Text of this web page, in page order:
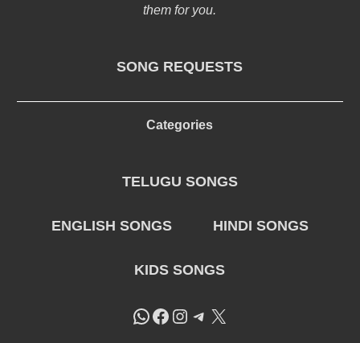
them for you.
SONG REQUESTS
Categories
TELUGU SONGS
ENGLISH SONGS HINDI SONGS
KIDS SONGS
WhatsApp
Facebook
Instagram
Telegram
X